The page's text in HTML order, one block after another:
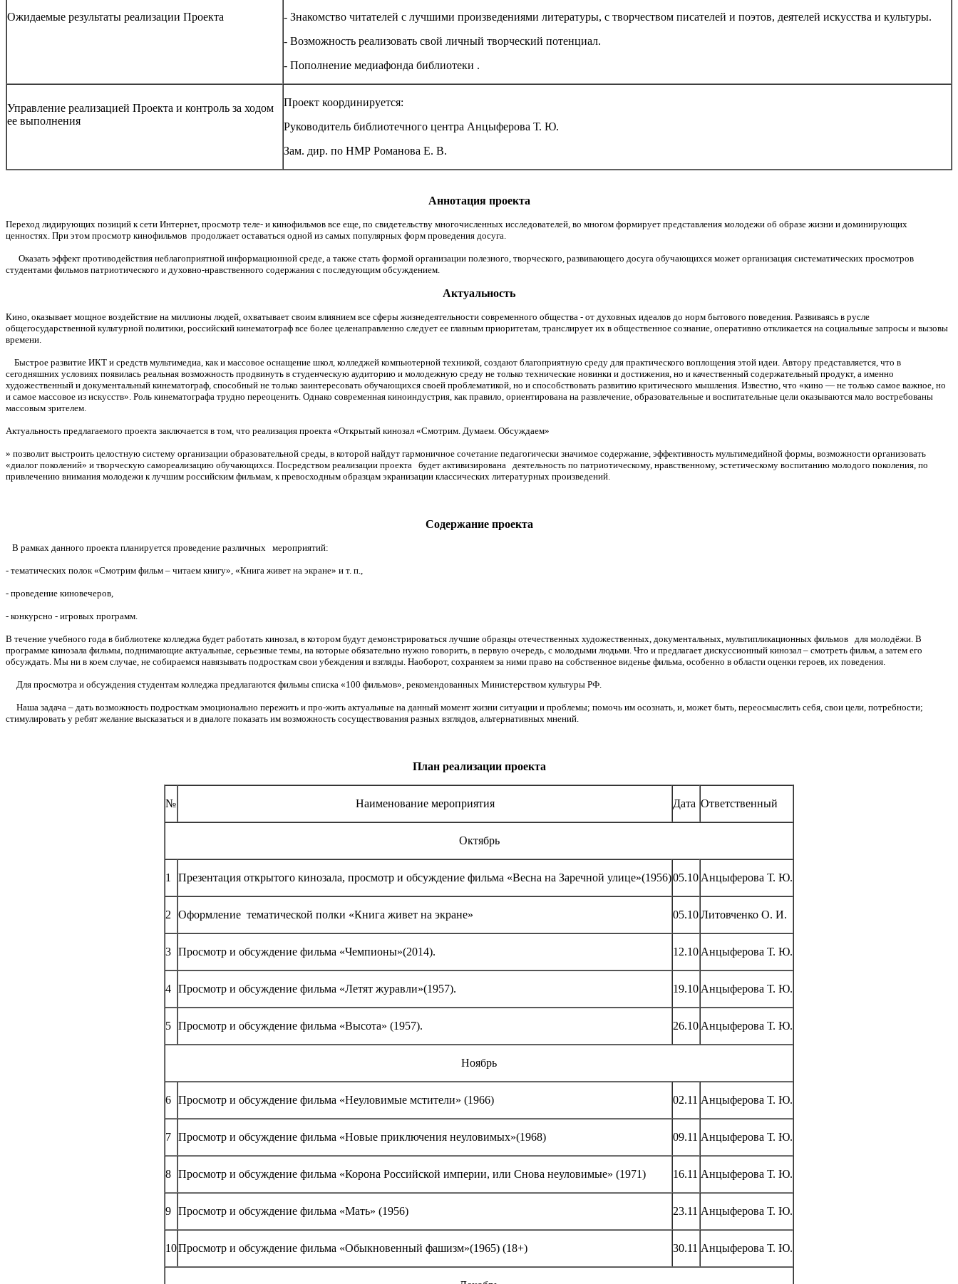
Ожидаемые результаты реализации Проекта
- Знакомство читателей с лучшими произведениями литературы, с творчеством писателей и поэтов, деятелей искусства и культуры.
- Возможность реализовать свой личный творческий потенциал.
- Пополнение медиафонда библиотеки .
Управление реализацией Проекта и контроль за ходом
ее выполнения
Проект координируется:
Руководитель библиотечного центра Анцыферова Т. Ю.
Зам. дир. по НМР Романова Е. В.
Аннотация проекта
Переход лидирующих позиций к сети Интернет, просмотр теле- и кинофильмов все еще, по свидетельству многочисленных исследователей, во многом формирует представления молодежи об образе жизни и доминирующих
ценностях. При этом просмотр кинофильмов продолжает оставаться одной из самых популярных форм проведения досуга.
Оказать эффект противодействия неблагоприятной информационной среде, а также стать формой организации полезного, творческого, развивающего досуга обучающихся может организация систематических просмотров
студентами фильмов патриотического и духовно-нравственного содержания с последующим обсуждением.
Актуальность
Кино, оказывает мощное воздействие на миллионы людей, охватывает своим влиянием все сферы жизнедеятельности современного общества - от духовных идеалов до норм бытового поведения. Развиваясь в русле
общегосударственной культурной политики, российский кинематограф все более целенаправленно следует ее главным приоритетам, транслирует их в общественное сознание, оперативно откликается на социальные запросы и вызовы
времени.
Быстрое развитие ИКТ и средств мультимедиа, как и массовое оснащение школ, колледжей компьютерной техникой, создают благоприятную среду для практического воплощения этой идеи. Автору представляется, что в
сегодняшних условиях появилась реальная возможность продвинуть в студенческую аудиторию и молодежную среду не только технические новинки и достижения, но и качественный содержательный продукт, а именно
художественный и документальный кинематограф, способный не только заинтересовать обучающихся своей проблематикой, но и способствовать развитию критического мышления. Известно, что «кино — не только самое важное, но
и самое массовое из искусств». Роль кинематографа трудно переоценить. Однако современная киноиндустрия, как правило, ориентирована на развлечение, образовательные и воспитательные цели оказываются мало востребованы
массовым зрителем.
Актуальность предлагаемого проекта заключается в том, что реализация проекта «Открытый кинозал «Смотрим. Думаем. Обсуждаем»
» позволит выстроить целостную систему организации образовательной среды, в которой найдут гармоничное сочетание педагогически значимое содержание, эффективность мультимедийной формы, возможности организовать
«диалог поколений» и творческую самореализацию обучающихся. Посредством реализации проекта будет активизирована деятельность по патриотическому, нравственному, эстетическому воспитанию молодого поколения, по
привлечению внимания молодежи к лучшим российским фильмам, к превосходным образцам экранизации классических литературных произведений.
Содержание проекта
В рамках данного проекта планируется проведение различных мероприятий:
- тематических полок «Смотрим фильм – читаем книгу», «Книга живет на экране» и т. п.,
- проведение киновечеров,
- конкурсно - игровых программ.
В течение учебного года в библиотеке колледжа будет работать кинозал, в котором будут демонстрироваться лучшие образцы отечественных художественных, документальных, мультипликационных фильмов для молодёжи. В
программе кинозала фильмы, поднимающие актуальные, серьезные темы, на которые обязательно нужно говорить, в первую очередь, с молодыми людьми. Что и предлагает дискуссионный кинозал – смотреть фильм, а затем его
обсуждать. Мы ни в коем случае, не собираемся навязывать подросткам свои убеждения и взгляды. Наоборот, сохраняем за ними право на собственное виденье фильма, особенно в области оценки героев, их поведения.
Для просмотра и обсуждения студентам колледжа предлагаются фильмы списка «100 фильмов», рекомендованных Министерством культуры РФ.
Наша задача – дать возможность подросткам эмоционально пережить и про-жить актуальные на данный момент жизни ситуации и проблемы; помочь им осознать, и, может быть, переосмыслить себя, свои цели, потребности;
стимулировать у ребят желание высказаться и в диалоге показать им возможность сосуществования разных взглядов, альтернативных мнений.
План реализации проекта
№ Наименование мероприятия Дата Ответственный
Октябрь
1 Презентация открытого кинозала, просмотр и обсуждение фильма «Весна на Заречной улице»(1956)05.10 Анцыферова Т. Ю.
2 Оформление тематической полки «Книга живет на экране» 05.10Литовченко О. И.
3 Просмотр и обсуждение фильма «Чемпионы»(2014). 12.10 Анцыферова Т. Ю.
4 Просмотр и обсуждение фильма «Летят журавли»(1957). 19.10 Анцыферова Т. Ю.
5 Просмотр и обсуждение фильма «Высота» (1957). 26.10 Анцыферова Т. Ю.
Ноябрь
6 Просмотр и обсуждение фильма «Неуловимые мстители» (1966) 02.11 Анцыферова Т. Ю.
7 Просмотр и обсуждение фильма «Новые приключения неуловимых»(1968) 09.11 Анцыферова Т. Ю.
8 Просмотр и обсуждение фильма «Корона Российской империи, или Снова неуловимые» (1971) 16.11 Анцыферова Т. Ю.
9 Просмотр и обсуждение фильма «Мать» (1956) 23.11 Анцыферова Т. Ю.
10Просмотр и обсуждение фильма «Обыкновенный фашизм»(1965) (18+) 30.11 Анцыферова Т. Ю.